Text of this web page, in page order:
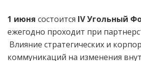
1 июня состоится IV Угольный
ежегодно проходит при
Влияние стратегических и
коммуникаций на изменения